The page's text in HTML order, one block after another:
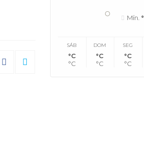
° Mín. °
SÁB
°C
°C
DOM
°C
°C
SEG
°C
°C